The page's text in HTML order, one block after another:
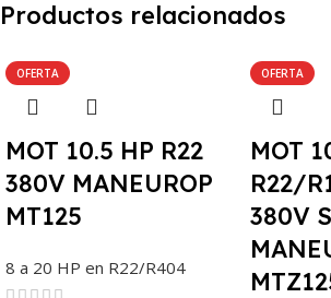
Productos relacionados
OFERTA
MOT 10.5 HP R22
380V MANEUROP
MT125
8 a 20 HP en R22/R404
OFERTA
MOT
R22/
380V